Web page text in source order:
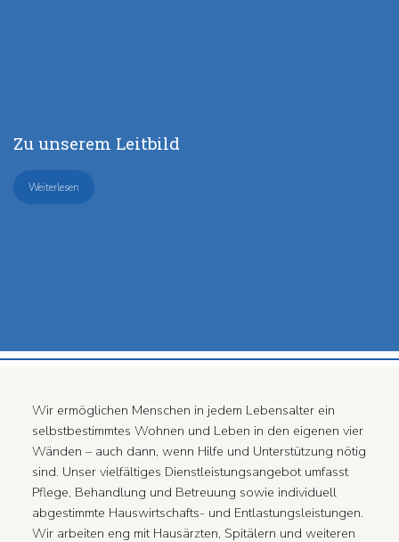
Zu unserem Leitbild
Weiterlesen
Wir ermöglichen Menschen in jedem Lebensalter ein
selbstbestimmtes Wohnen und Leben in den eigenen vier
Wänden – auch dann, wenn Hilfe und Unterstützung nötig
sind. Unser vielfältiges Dienstleistungsangebot umfasst
Pflege, Behandlung und Betreuung sowie individuell
abgestimmte Hauswirtschafts- und Entlastungsleistungen.
Wir arbeiten eng mit Hausärzten, Spitälern und weiteren